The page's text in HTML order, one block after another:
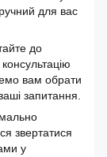
для вас
до
вам обрати
запитання.
звертатися
у